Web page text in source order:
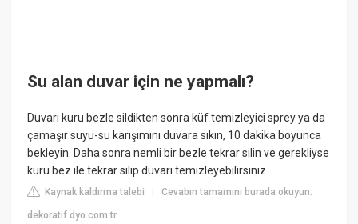
Su alan duvar için ne yapmalı?
Duvarı kuru bezle sildikten sonra küf temizleyici sprey ya da
çamaşır suyu-su karışımını duvara sıkın, 10 dakika boyunca
bekleyin. Daha sonra nemli bir bezle tekrar silin ve gerekliyse
kuru bez ile tekrar silip duvarı temizleyebilirsiniz.
Kaynak kaldırma talebi |Cevabın tamamını burada okuyun:
dekoratif.dyo.com.tr